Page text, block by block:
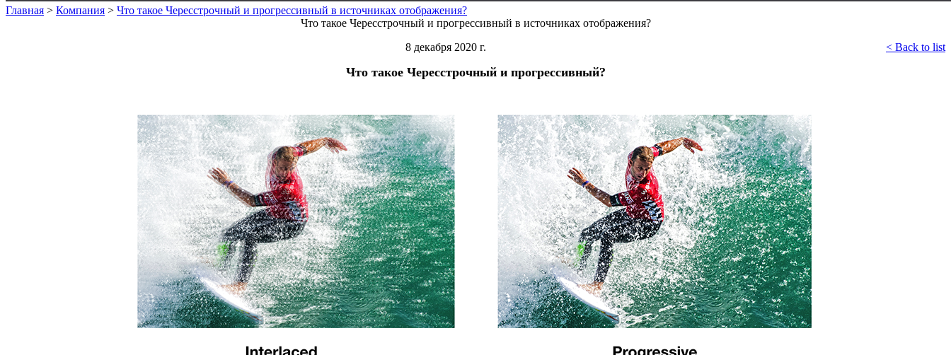
Главная > Компания > Что такое Чересстрочный и прогрессивный в источниках отображения?
Что такое Чересстрочный и прогрессивный в источниках отображения?
8 декабря 2020 г.
< Back to list
Что такое Чересстрочный и прогрессивный?